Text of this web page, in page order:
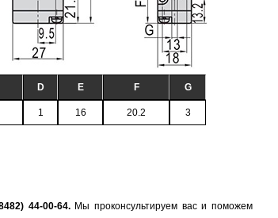
D E F G
1 16 20.2 3
44-00-64.Мы проконсультируем вас и поможем